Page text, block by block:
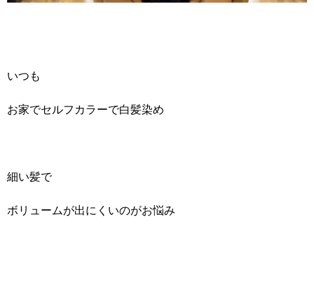
いつも
お家でセルフカラーで白髪染め
細い髪で
ボリュームが出にくいのがお悩み